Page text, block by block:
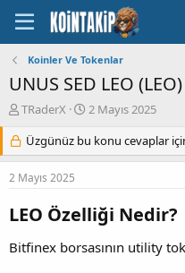
Koinler Ve Tokenlar
UNUS SED LEO (LEO)
K
n
u
y
B
a
l
TRaderX
B
ş
l
g
ı
t
2 Mayıs 2025
Üzgünüz bu konu cevaplar
2 Mayıs 2025
LEO Özelliği Nedir?
Bitfinex borsasının utility